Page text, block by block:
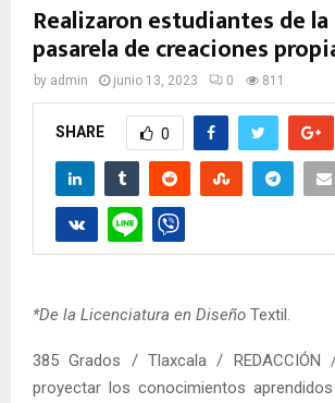
Realizaron estudiantes de la
pasarela de creaciones
by admin junio 13, 2023 0 811
SHARE 0
*De la Licenciatura en Diseño Textil.
385 Grados / Tlaxcala /
proyectar los conocimientos